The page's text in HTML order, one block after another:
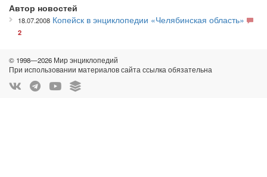
Автор новостей
18.07.2008 Копейск в энциклопедии «Челябинская область»
2
© 1998—2026 Мир энциклопедий
При использовании материалов сайта ссылка обязательна